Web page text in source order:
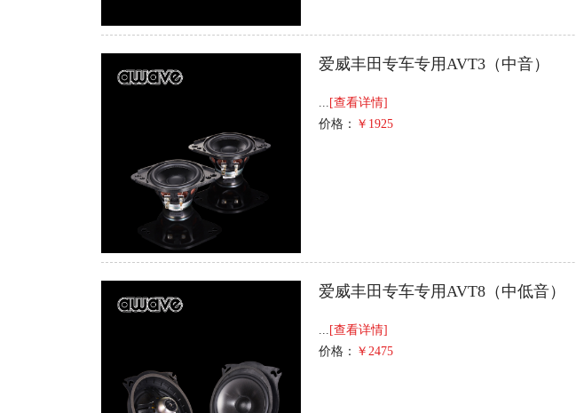
爱威丰田专车专用AVT3（中音）
... [查看详情]
价格： ￥1925
爱威丰田专车专用AVT8（中低音）
... [查看详情]
价格： ￥2475